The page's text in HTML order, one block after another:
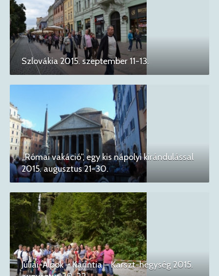
Szlovákia 2015. szeptember 11-13.
„Római vakáció”, egy kis nápolyi kirándulással
2015. augusztus 21-30.
Júliai-Alpok – Karintia – Karszt-hegység 2015.